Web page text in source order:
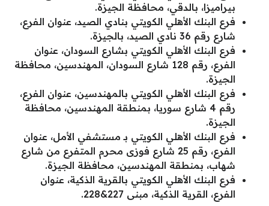
بيراميزا، بالدقي، محافظة الجيزة.
فرع البنك الأهلي الكويتي بنادي الصيد، عنوان الفرع،
شارع رقم 36 نادي الصيد، بالجيزة.
فرع البنك الأهلي الكويتي بشارع السودان، عنوان
الفرع، رقم 128 شارع السودان، المهندسين، محافظة
الجيزة.
فرع البنك الأهلي الكويتي بالمهندسين، عنوان الفرع،
رقم 4 شارع سوريا، بمنطقة المهندسين، محافظة
الجيزة.
فرع البنك الأهلي الكويتي بـ مستشفي الأمل، عنوان
الفرع، رقم 25 شارع فوزى محرم المتفرع من شارع
شهاب، بمنطقة المهندسين، محافظة الجيزة.
فرع البنك الأهلي الكويتي بالقرية الذكية، عنوان
الفرع، القرية الذكية، مبنى 227&228.